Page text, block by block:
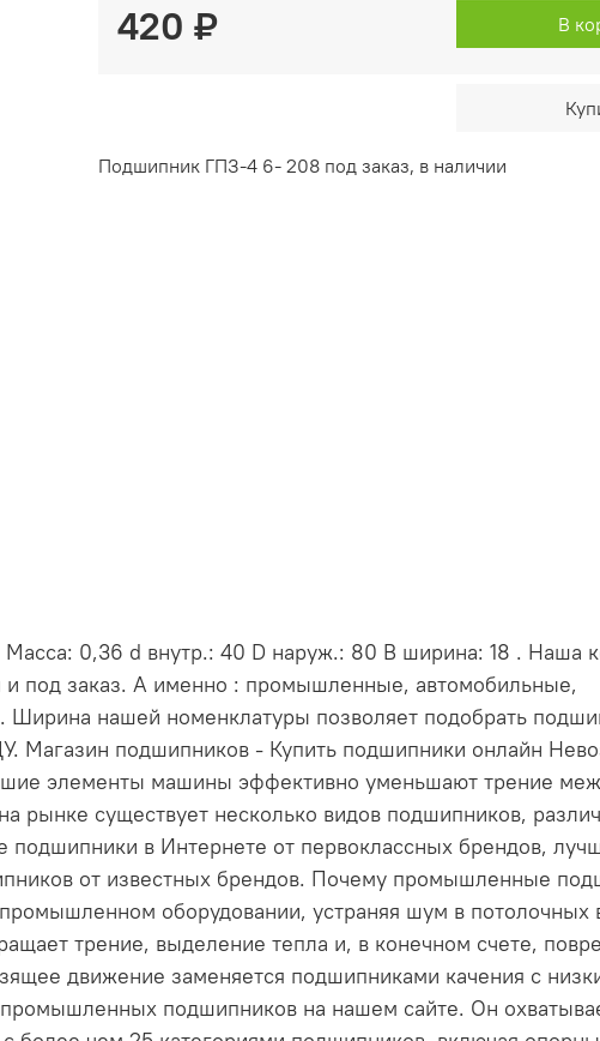
420 ₽ В
Подшипник ГПЗ-4 6- 208 под заказ, в наличии
0,36 d внутр.: 40 D наруж.: 80 В ширина: 18 . Наша
и под заказ. А именно : промышленные, автомобильные,
Ширина нашей номенклатуры позволяет подобрать
подшипников - Купить подшипники онлайн
элементы машины эффективно уменьшают трение
рынке существует несколько видов подшипников,
в Интернете от первоклассных брендов,
от известных брендов. Почему промышленные
оборудовании, устраняя шум в потолочных
трение, выделение тепла и, в конечном счете,
движение заменяется подшипниками качения с
подшипников на нашем сайте. Он